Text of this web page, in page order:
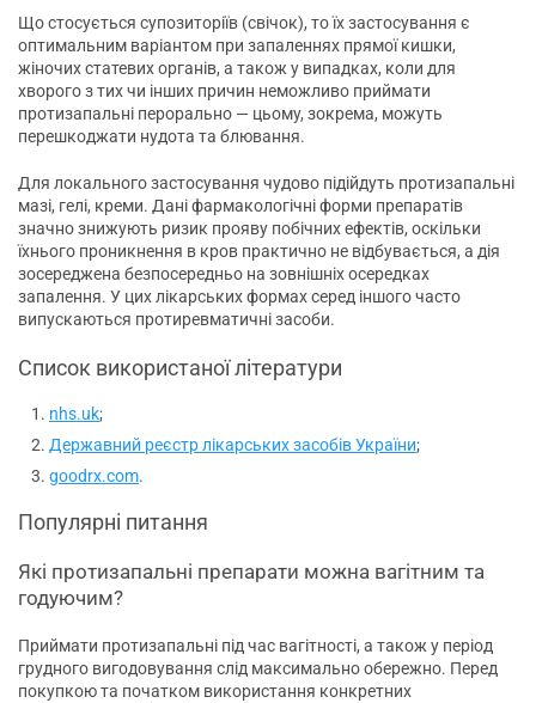
Що стосується супозиторіїв (свічок), то їх застосування є
оптимальним варіантом при запаленнях прямої кишки,
жіночих статевих органів, а також у випадках, коли для
хворого з тих чи інших причин неможливо приймати
протизапальні перорально — цьому, зокрема, можуть
перешкоджати нудота та блювання.
Для локального застосування чудово підійдуть протизапальні
мазі, гелі, креми. Дані фармакологічні форми препаратів
значно знижують ризик прояву побічних ефектів, оскільки
їхнього проникнення в кров практично не відбувається, а дія
зосереджена безпосередньо на зовнішніх осередках
запалення. У цих лікарських формах серед іншого часто
випускаються протиревматичні засоби.
Список використаної літератури
nhs.uk;
Державний реєстр лікарських засобів України;
goodrx.com.
Популярні питання
Які протизапальні препарати можна вагітним та
годуючим?
Приймати протизапальні під час вагітності, а також у період
грудного вигодовування слід максимально обережно. Перед
покупкою та початком використання конкретних